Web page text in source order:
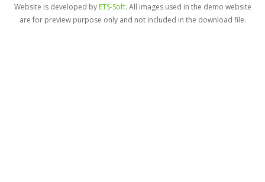
Website is developed byETS-Soft. All images used in the demo website
are for preview purpose only and not included in the download file.